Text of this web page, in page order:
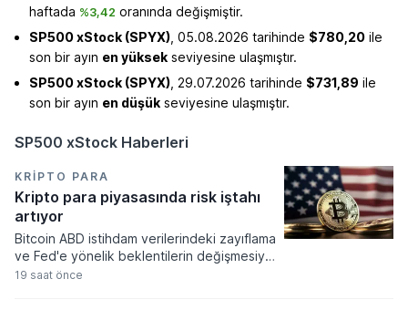
haftada %3,42 oranında değişmiştir.
SP500 xStock (SPYX) , 05.08.2026 tarihinde $780,20 ile
son bir ayın en yüksek seviyesine ulaşmıştır.
SP500 xStock (SPYX) , 29.07.2026 tarihinde $731,89 ile
son bir ayın en düşük seviyesine ulaşmıştır.
SP500 xStock Haberleri
KRIPTO PARA
Kripto para piyasasında risk iştahı
artıyor
Bitcoin ABD istihdam verilerindeki zayıflama
ve Fed'e yönelik beklentilerin değişmesiyle
haftayı yükselişle kapattı. Kripto para
19 saat önce